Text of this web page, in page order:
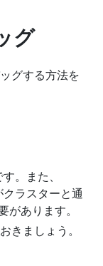
グ
グする方法を
。また、
ラスターと通
あります。
きましょう。